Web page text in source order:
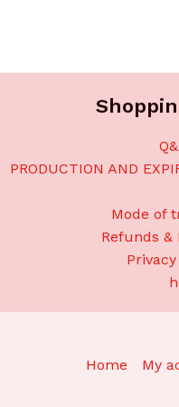
PRODUCTION AND
Mode of
Refunds &
Privacy
Home My